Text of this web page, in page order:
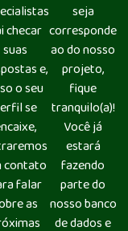
checar
suas
e,
o seu
se
contato
falar
as
seja
corresponde
ao do nosso
projeto,
fique
tranquilo(a)!
Você já
estará
fazendo
parte do
nosso banco
de dados e